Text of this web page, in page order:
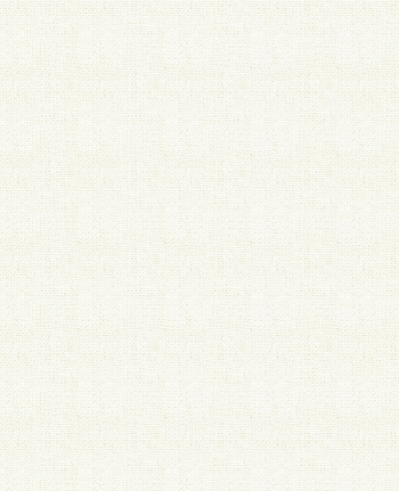
見舞い申し上
2023/04/01
※価格改定を
原材料費の値
2020/09/11
ポリエステル
2019/01/25
生地 綿平の
代替え生地、
2017/12/08
☆作品ご紹介
作っていらっ
http://
2017/10/25
※送料価格改
この度、平成
いただくこと